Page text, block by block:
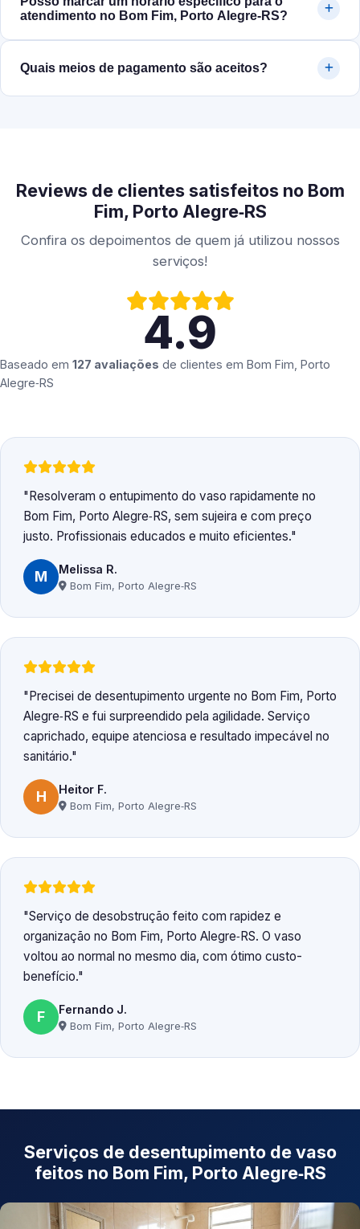
atendimento no Bom Fim, Porto Alegre‑RS?
Quais meios de pagamento são aceitos?
Reviews de clientes satisfeitos no Bom
Fim, Porto Alegre‑RS
Confira os depoimentos de quem já utilizou nossos
serviços!
4.9
Baseado em 127 avaliações de clientes em Bom Fim, Porto
Alegre‑RS
Resolveram o entupimento do vaso rapidamente no
Bom Fim, Porto Alegre‑RS, sem sujeira e com preço
justo. Profissionais educados e muito eficientes.
M Melissa R.
Bom Fim, Porto Alegre‑RS
Precisei de desentupimento urgente no Bom Fim, Porto
Alegre‑RS e fui surpreendido pela agilidade. Serviço
caprichado, equipe atenciosa e resultado impecável no
sanitário.
H Heitor F.
Bom Fim, Porto Alegre‑RS
Serviço de desobstrução feito com rapidez e
organização no Bom Fim, Porto Alegre‑RS. O vaso
voltou ao normal no mesmo dia, com ótimo custo-
benefício.
F Fernando J.
Bom Fim, Porto Alegre‑RS
Serviços de desentupimento de vaso
feitos no Bom Fim, Porto Alegre‑RS